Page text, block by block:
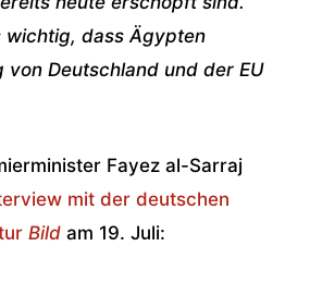
wichtig, dass Ägypten
von Deutschland und der EU
Fayez al-Sarraj
mit der deutschen
Bild am 19. Juli: